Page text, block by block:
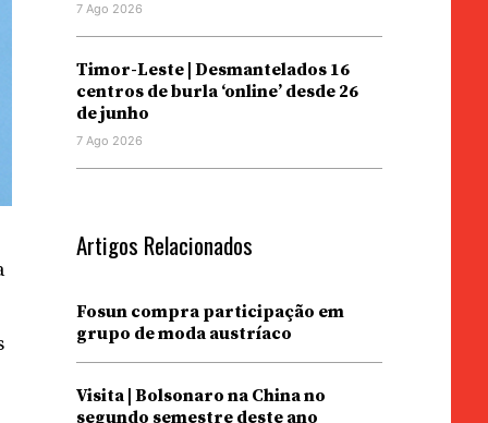
7 Ago 2026
Timor-Leste | Desmantelados 16
centros de burla ‘online’ desde 26
de junho
7 Ago 2026
Artigos Relacionados
Fosun compra participação em
grupo de moda austríaco
Visita | Bolsonaro na China no
segundo semestre deste ano